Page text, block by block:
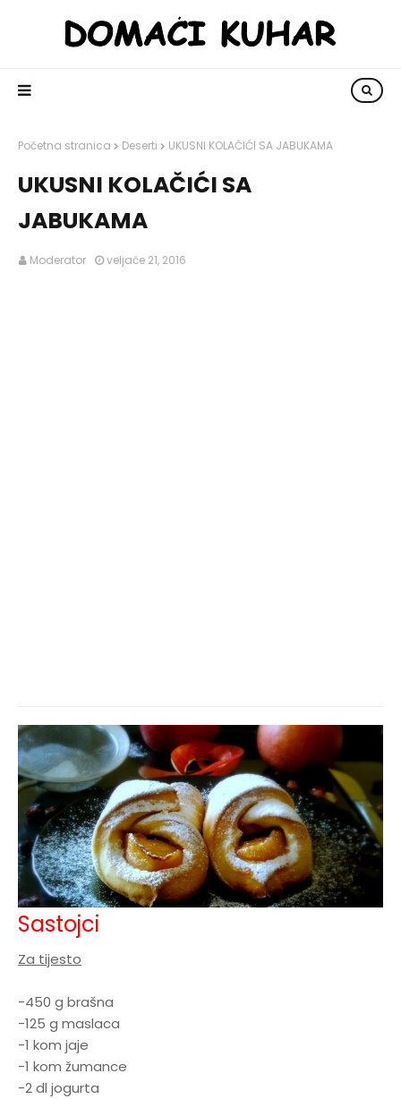
Početna stranica Deserti UKUSNI KOLAČIĆI SA JABUKAMA
UKUSNI KOLAČIĆI SA
JABUKAMA
Moderator veljače 21, 2016
Sastojci
Za tijesto
-450 g brašna
-125 g maslaca
-1 kom jaje
-1 kom žumance
-2 dl jogurta